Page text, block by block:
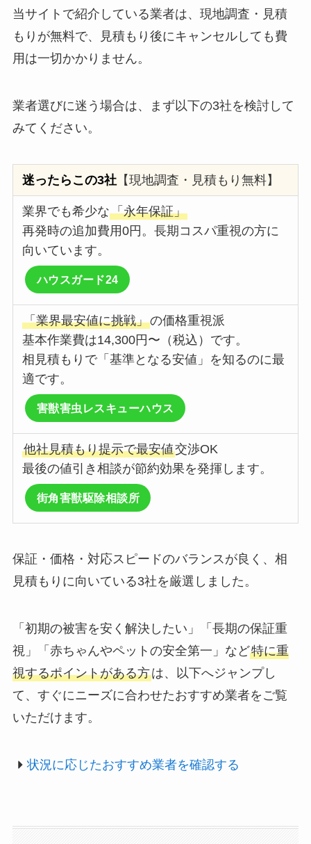
当サイトで紹介している業者は、現地調査・見積
もりが無料で、見積もり後にキャンセルしても費
用は一切かかりません。
業者選びに迷う場合は、まず以下の3社を検討して
みてください。
迷ったらこの3社 【現地調査・見積もり無料】
業界でも希少な「永年保証」
再発時の追加費用0円。長期コスパ重視の方に
向いています。
ハウスガード24
「業界最安値に挑戦」の価格重視派
基本作業費は14,300円〜（税込）です。
相見積もりで「基準となる安値」を知るのに最
適です。
害獣害虫レスキューハウス
他社見積もり提示で最安値交渉OK
最後の値引き相談が節約効果を発揮します。
街角害獣駆除相談所
保証・価格・対応スピードのバランスが良く、相
見積もりに向いている3社を厳選しました。
「初期の被害を安く解決したい」「長期の保証重
視」「赤ちゃんやペットの安全第一」など特に重
視するポイントがある方は、以下へジャンプし
て、すぐにニーズに合わせたおすすめ業者をご覧
いただけます。
状況に応じたおすすめ業者を確認する